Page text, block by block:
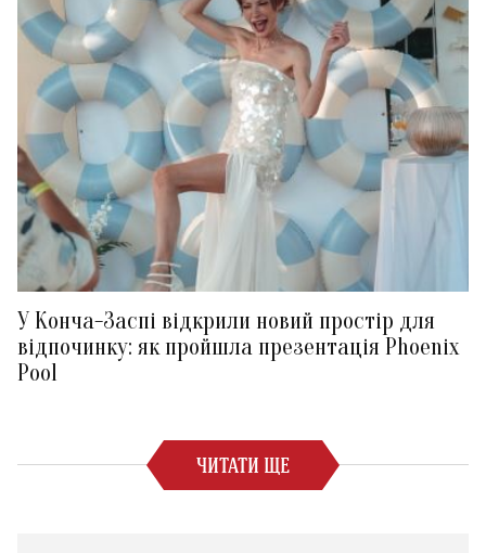
У Конча-Заспі відкрили новий простір для
відпочинку: як пройшла презентація Phoenix
Pool
ЧИТАТИ ЩЕ